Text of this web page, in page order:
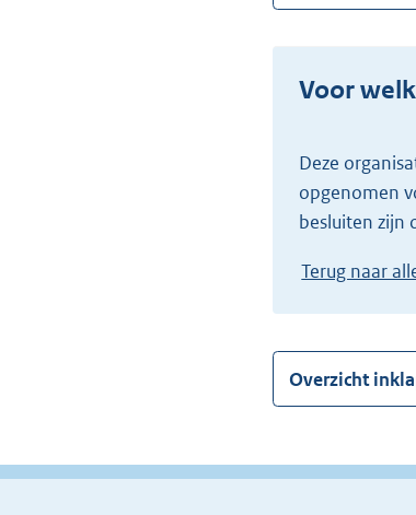
Voor
Deze organisatie is niet verantwoordelijk voor besluiten, of er zijn nog geen besluiten op de website
opgenomen
besluiten zijn
Terug naar
Overzicht